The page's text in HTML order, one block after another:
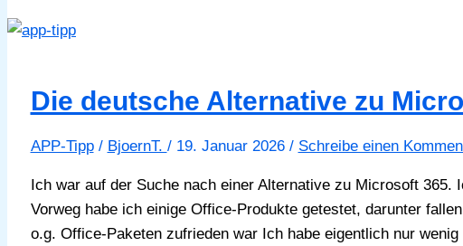
Die deutsche Alternative zu
APP-Tipp/ BjoernT. / 19. Januar 2026 / Schreibe einen
Ich war auf der Suche nach einer Alternative zu Microsoft 365.
Vorweg habe ich einige Office-Produkte getestet, darunter
o.g. Office-Paketen zufrieden war Ich habe eigentlich nur